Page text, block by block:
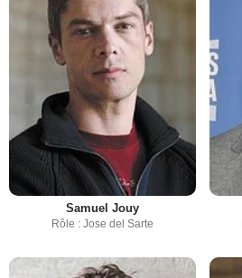
Samuel Jouy
Rôle : Jose del Sarte